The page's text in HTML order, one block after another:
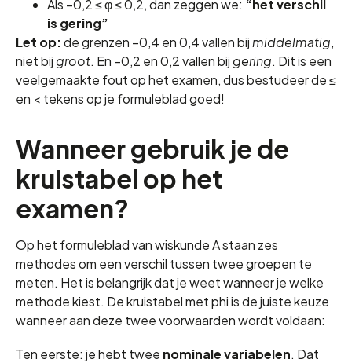
Als −0,2 ≤ φ ≤ 0,2, dan zeggen we: “het verschil
is gering”
Let op:de grenzen −0,4 en 0,4 vallen bijmiddelmatig,
niet bij groot. En −0,2 en 0,2 vallen bij gering. Dit is een
veelgemaakte fout op het examen, dus bestudeer de ≤
en < tekens op je formuleblad goed!
Wanneer gebruik je de
kruistabel op het
examen?
Op het formuleblad van wiskunde A staan zes
methodes om een verschil tussen twee groepen te
meten. Het is belangrijk dat je weet wanneer je welke
methode kiest. De kruistabel met phi is de juiste keuze
wanneer aan deze twee voorwaarden wordt voldaan:
Ten eerste: je hebt twee nominale variabelen. Dat